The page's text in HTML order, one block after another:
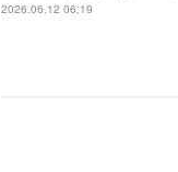
2026.06.12 06:19